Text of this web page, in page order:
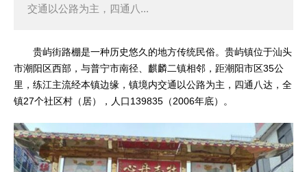
交通以公路为主，四通八...
贵屿街路棚是一种历史悠久的地方传统民俗。贵屿镇位于汕头
市潮阳区西部，与普宁市南径、麒麟二镇相邻，距潮阳市区35公
里，练江主流经本镇边缘，镇境内交通以公路为主，四通八达，全
镇27个社区村（居），人口139835（2006年底）。